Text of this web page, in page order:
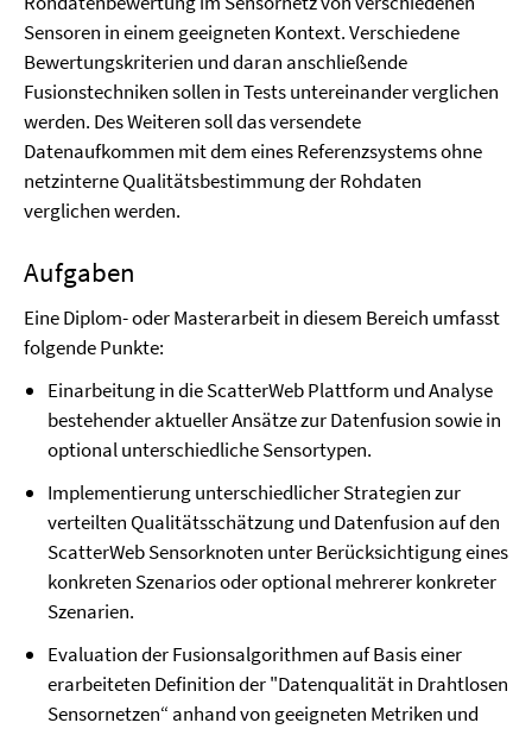
Sensoren in einem geeigneten Kontext. Verschiedene
Bewertungskriterien und daran anschließende
Fusionstechniken sollen in Tests untereinander verglichen
werden. Des Weiteren soll das versendete
Datenaufkommen mit dem eines Referenzsystems ohne
netzinterne Qualitätsbestimmung der Rohdaten
verglichen werden.
Aufgaben
Eine Diplom- oder Masterarbeit in diesem Bereich umfasst
folgende Punkte:
Einarbeitung in die ScatterWeb Plattform und Analyse
bestehender aktueller Ansätze zur Datenfusion sowie in
optional unterschiedliche Sensortypen.
Implementierung unterschiedlicher Strategien zur
verteilten Qualitätsschätzung und Datenfusion auf den
ScatterWeb Sensorknoten unter Berücksichtigung eines
konkreten Szenarios oder optional mehrerer konkreter
Szenarien.
Evaluation der Fusionsalgorithmen auf Basis einer
erarbeiteten Definition der "Datenqualität in Drahtlosen
Sensornetzen“ anhand von geeigneten Metriken und